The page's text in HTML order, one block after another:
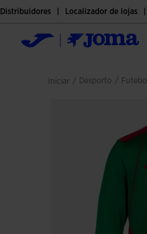
Distribuidores Localizador de lojas
Iniciar / desporto / futebol